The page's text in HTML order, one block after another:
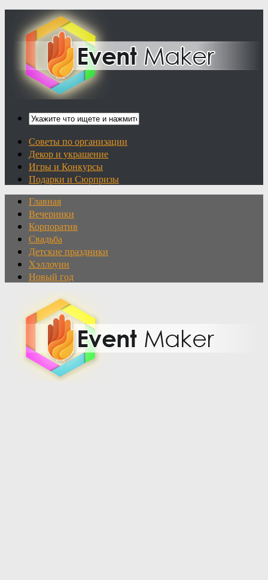
Советы по организации
Декор и украшение
Игры и Конкурсы
Подарки и Сюрпризы
Главная
Вечеринки
Корпоратив
Свадьба
Детские праздники
Хэллоуин
Новый год